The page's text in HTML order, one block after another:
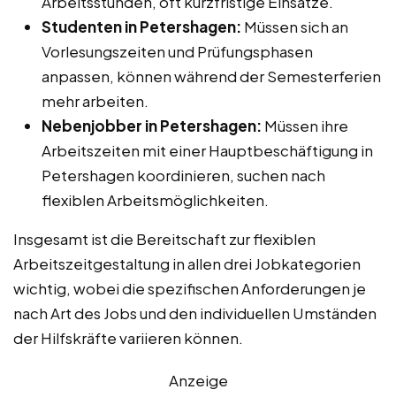
Studenten in Petershagen: Müssen sich an
Vorlesungszeiten und Prüfungsphasen
anpassen, können während der Semesterferien
mehr arbeiten.
Nebenjobber in Petershagen: Müssen ihre
Arbeitszeiten mit einer Hauptbeschäftigung in
Petershagen koordinieren, suchen nach
flexiblen Arbeitsmöglichkeiten.
Insgesamt ist die Bereitschaft zur flexiblen
Arbeitszeitgestaltung in allen drei Jobkategorien
wichtig, wobei die spezifischen Anforderungen je
nach Art des Jobs und den individuellen Umständen
der Hilfskräfte variieren können.
Anzeige